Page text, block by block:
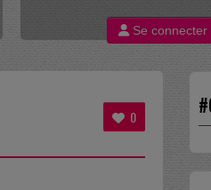
Se connecter
0